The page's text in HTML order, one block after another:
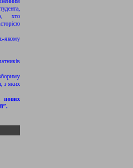
хто
якому
з яких